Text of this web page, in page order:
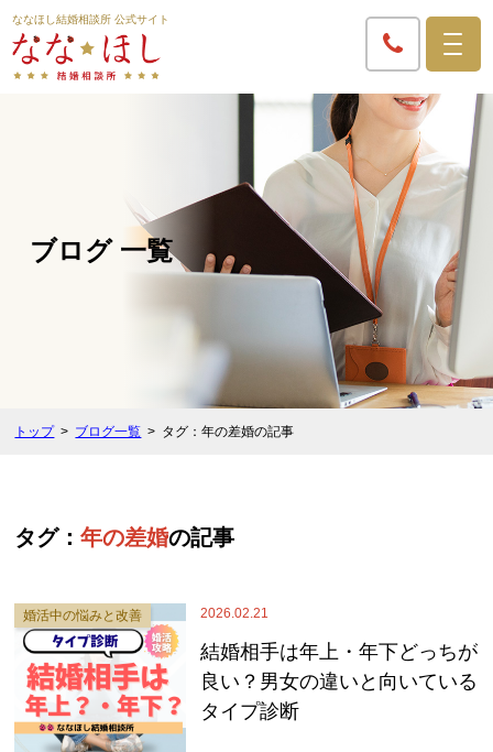
ななほし結婚相談所 公式サイト
ブログ 一覧
トップ ブログ一覧 タグ：年の差婚の記事
タグ：年の差婚の記事
2026.02.21
婚活中の悩みと改善
結婚相手は年上・年下どっちが
良い？男女の違いと向いている
タイプ診断